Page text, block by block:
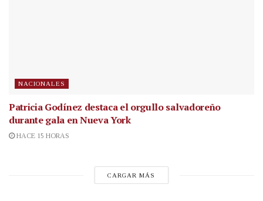
NACIONALES
Patricia Godínez destaca el orgullo salvadoreño
durante gala en Nueva York
HACE 15 HORAS
CARGAR MÁS